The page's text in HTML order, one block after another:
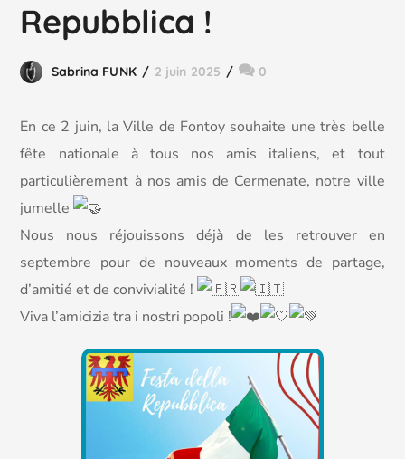
Repubblica !
Sabrina FUNK 2 juin 2025 0
En ce 2 juin, la Ville de Fontoy souhaite une très belle
fête nationale à tous nos amis italiens, et tout
particulièrement à nos amis de Cermenate, notre ville
jumelle
Nous nous réjouissons déjà de les retrouver en
septembre pour de nouveaux moments de partage,
d’amitié et de convivialité !
Viva l’amicizia tra i nostri popoli !